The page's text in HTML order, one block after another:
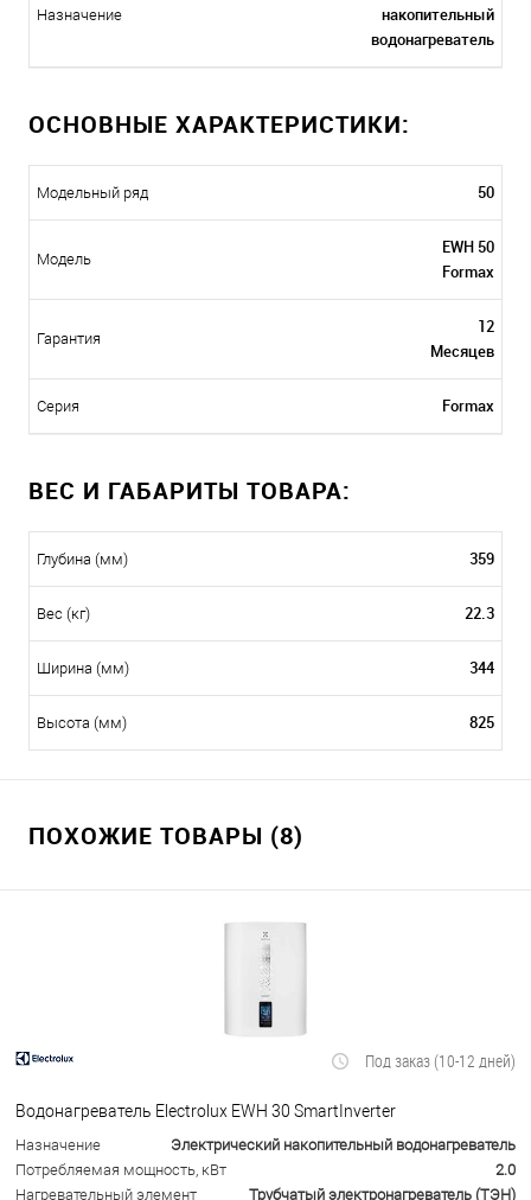
Назначение
накопительный
водонагреватель
ОСНОВНЫЕ ХАРАКТЕРИСТИКИ:
Модельный ряд 50
Модель
EWH 50
Formax
Гарантия
12
Месяцев
Серия Formax
ВЕС И ГАБАРИТЫ ТОВАРА:
Глубина (мм) 359
Вес (кг) 22.3
Ширина (мм) 344
Высота (мм) 825
ПОХОЖИЕ ТОВАРЫ (8)
Под заказ (10-12 дней)
Водонагреватель Electrolux EWH 30 SmartInverter
Назначение
Электрический накопительный водонагреватель
Потребляемая мощность, кВт
2.0
Нагревательный элемент
Трубчатый электронагреватель (ТЭН)